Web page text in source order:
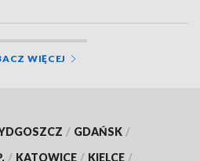
WIĘCEJ
/ GDAŃSK /
/ KATOWICE / KIELCE /